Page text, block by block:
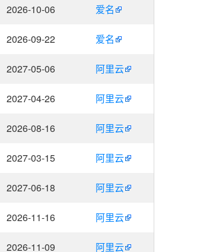
2026-10-06 爱名
2026-09-22 爱名
2027-05-06 阿里云
2027-04-26 阿里云
2026-08-16 阿里云
2027-03-15 阿里云
2027-06-18 阿里云
2026-11-16 阿里云
2026-11-09 阿里云